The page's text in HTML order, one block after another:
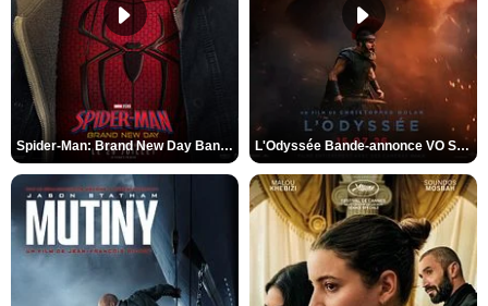
Spider-Man: Brand New Day Bande-annonce VO STFR L'Odyssée Bande-annonce VO STFR